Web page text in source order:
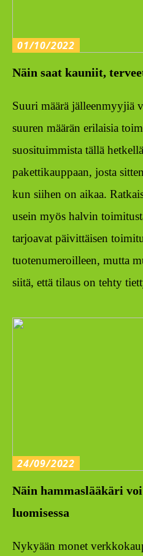
01/10/2022
Näin saat kauniit,
Suuri määrä jälleenmyyjiä
suuren määrän erilaisia
suosituimmista tällä
pakettikauppaan, josta
kun siihen on aikaa.
usein myös halvin
tarjoavat päivittäisen
tuotenumeroilleen, mutta
siitä, että tilaus on tehty
24/09/2022
Näin hammaslääkäri
luomisessa
Nykyään monet